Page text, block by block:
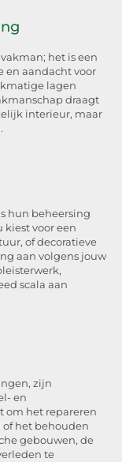
het is een
en aandacht voor
lagen
draagt
interieur, maar
hun beheersing
kiest voor een
of decoratieve
aan volgens jouw
scala aan
zijn
en
om het repareren
het behouden
gebouwen, de
te